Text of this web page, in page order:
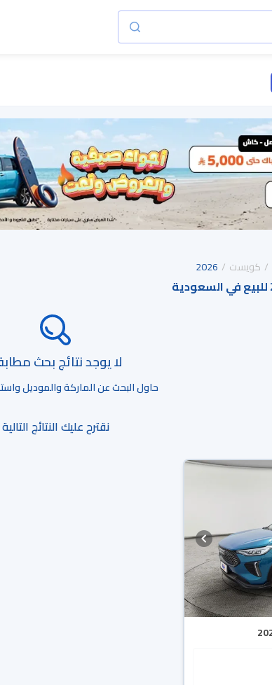
كويست 2026
لا يوجد نتائج بحث
حاول البحث عن الماركة والموديل
نقترح عليك النتائج التالية